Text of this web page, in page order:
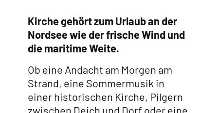
Kirche gehört zum Urlaub an der
Nordsee wie der frische Wind und
die maritime Weite.
Ob eine Andacht am Morgen am
Strand, eine Sommermusik in
einer historischen Kirche, Pilgern
zwischen Deich und Dorf oder eine